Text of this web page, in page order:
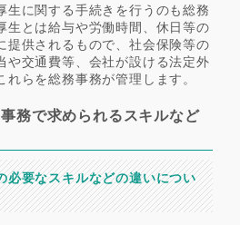
生に関する手続きを行うのも総務
生とは給与や労働時間、休日等の
提供されるもので、社会保険等の
や交通費等、会社が設ける法定外
らを総務事務が管理します。
務で求められるスキルなど
必要なスキルなどの違いについ